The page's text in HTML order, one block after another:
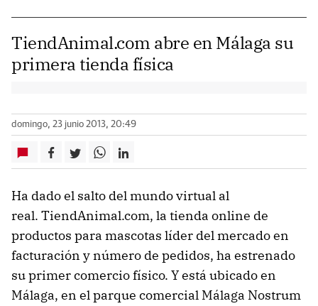
TiendAnimal.com abre en Málaga su
primera tienda física
domingo, 23 junio 2013, 20:49
Ha dado el salto del mundo virtual al
real. TiendAnimal.com, la tienda online de
productos para mascotas líder del mercado en
facturación y número de pedidos, ha estrenado
su primer comercio físico. Y está ubicado en
Málaga, en el parque comercial Málaga Nostrum